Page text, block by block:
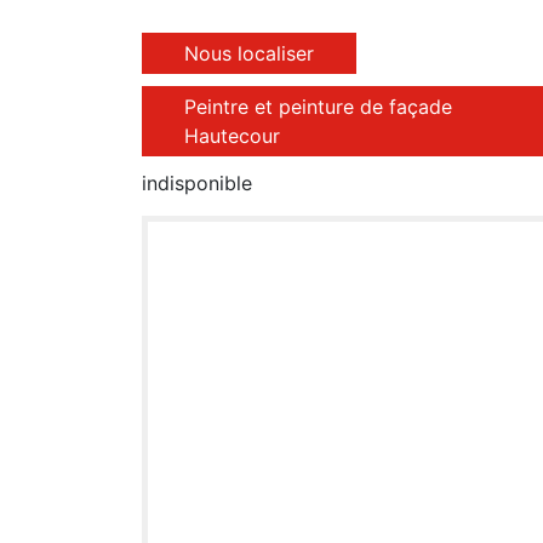
Nous localiser
Peintre et peinture de façade
Hautecour
indisponible